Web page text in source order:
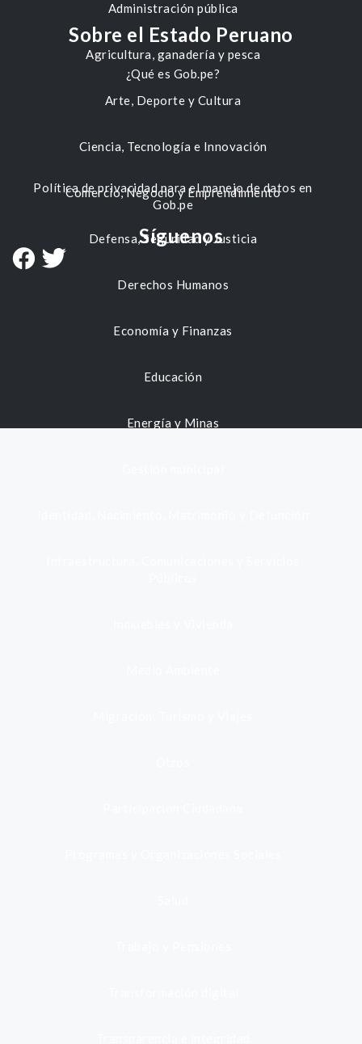
Administración pública
Agricultura, ganadería y pesca
Arte, Deporte y Cultura
Ciencia, Tecnología e Innovación
Comercio, Negocio y Emprendimiento
Defensa, Seguridad y Justicia
Derechos Humanos
Economía y Finanzas
Educación
Energía y Minas
Sobre el Estado Peruano
¿Qué es Gob.pe?
Política de privacidad para el manejo de datos en
Gob.pe
Síguenos